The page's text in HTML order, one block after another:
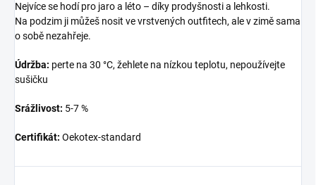
Nejvíce se hodí pro jaro a léto – díky prodyšnosti a lehkosti.
Na podzim ji můžeš nosit ve vrstvených outfitech, ale v zimě sama
o sobě nezahřeje.
Údržba: perte na 30 °C, žehlete na nízkou teplotu, nepoužívejte
sušičku
Srážlivost: 5-7 %
Certifikát: Oekotex-standard